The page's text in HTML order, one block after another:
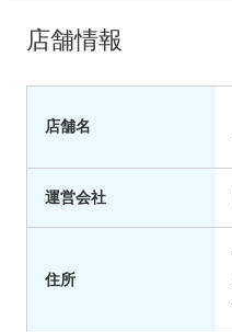
店舗情報
店舗名
運営会社
住所